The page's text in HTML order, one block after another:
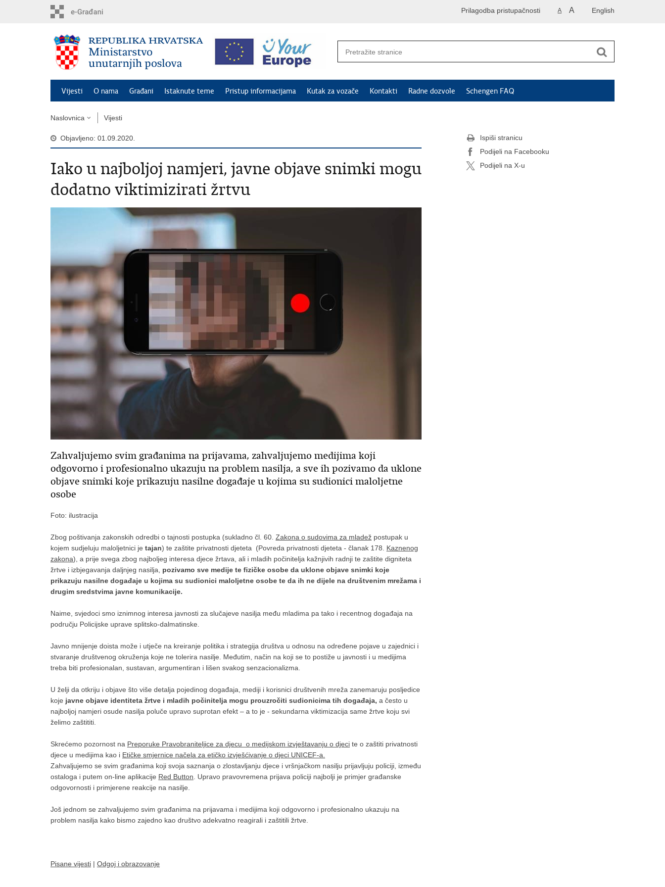
English
A A
Prilagodba pristupačnosti
Vijesti O nama Građani Istaknute teme Pristup informacijama Kutak za vozače Kontakti Radne dozvole Schengen FAQ
Naslovnica Vijesti
Objavljeno: 01.09.2020.
Iako u najboljoj namjeri, javne objave snimki mogu
dodatno viktimizirati žrtvu
Zahvaljujemo svim građanima na prijavama, zahvaljujemo medijima koji
odgovorno i profesionalno ukazuju na problem nasilja, a sve ih pozivamo da uklone
objave snimki koje prikazuju nasilne događaje u kojima su sudionici maloljetne
osobe
Foto: ilustracija
Zbog poštivanja zakonskih odredbi o tajnosti postupka (sukladno čl. 60. Zakona o sudovima za mladež postupak u
kojem sudjeluju maloljetnici je tajan) te zaštite privatnosti djeteta (Povreda privatnosti djeteta - članak 178. Kaznenog
zakona), a prije svega zbog najboljeg interesa djece žrtava, ali i mladih počinitelja kažnjivih radnji te zaštite digniteta
žrtve i izbjegavanja daljnjeg nasilja, pozivamo sve medije te fizičke osobe da uklone objave snimki koje
prikazuju nasilne događaje u kojima su sudionici maloljetne osobe te da ih ne dijele na društvenim mrežama i
drugim sredstvima javne komunikacije.
Naime, svjedoci smo iznimnog interesa javnosti za slučajeve nasilja među mladima pa tako i recentnog događaja na
području Policijske uprave splitsko-dalmatinske.
Javno mnijenje doista može i utječe na kreiranje politika i strategija društva u odnosu na određene pojave u zajednici i
stvaranje društvenog okruženja koje ne tolerira nasilje. Međutim, način na koji se to postiže u javnosti i u medijima
treba biti profesionalan, sustavan, argumentiran i lišen svakog senzacionalizma.
U želji da otkriju i objave što više detalja pojedinog događaja, mediji i korisnici društvenih mreža zanemaruju posljedice
koje javne objave identiteta žrtve i mladih počinitelja mogu prouzročiti sudionicima tih događaja, a često u
najboljoj namjeri osude nasilja poluče upravo suprotan efekt – a to je - sekundarna viktimizacija same žrtve koju svi
želimo zaštititi.
Skrećemo pozornost na Preporuke Pravobraniteljice za djecu o medijskom izvještavanju o djeci te o zaštiti privatnosti
djece u medijima kao i Etičke smjernice načela za etičko izvješćivanje o djeci UNICEF-a.
Zahvaljujemo se svim građanima koji svoja saznanja o zlostavljanju djece i vršnjačkom nasilju prijavljuju policiji, između
ostaloga i putem on-line aplikacije Red Button . Upravo pravovremena prijava policiji najbolji je primjer građanske
odgovornosti i primjerene reakcije na nasilje.
Još jednom se zahvaljujemo svim građanima na prijavama i medijima koji odgovorno i profesionalno ukazuju na
problem nasilja kako bismo zajedno kao društvo adekvatno reagirali i zaštitili žrtve.
Pisane vijesti | Odgoj i obrazovanje
Ispiši stranicu
Podijeli na Facebooku
Podijeli na X-u